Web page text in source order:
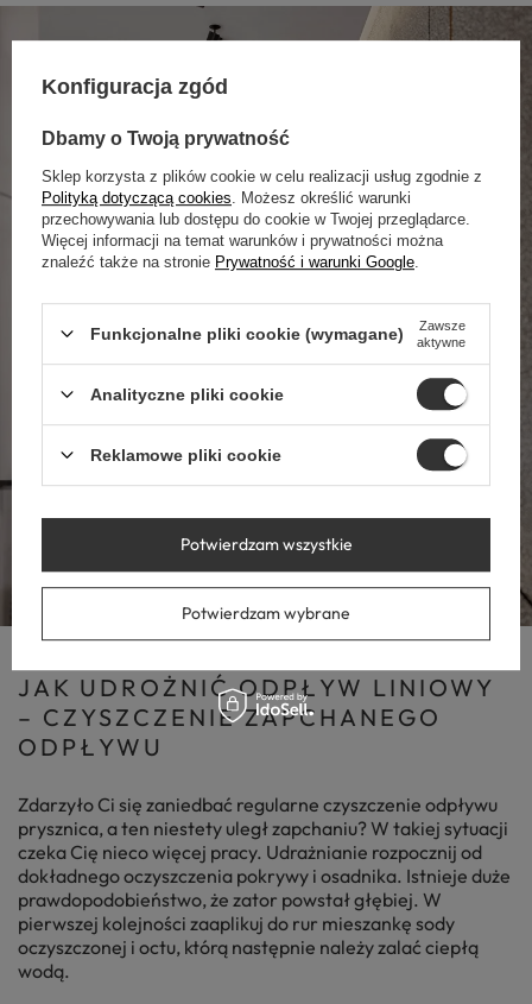
JAK UDROŻNIĆ ODPŁYW LINIOWY
– CZYSZCZENIE ZAPCHANEGO
ODPŁYWU
Zdarzyło Ci się zaniedbać regularne czyszczenie odpływu
prysznica, a ten niestety uległ zapchaniu? W takiej sytuacji
czeka Cię nieco więcej pracy. Udrażnianie rozpocznij od
dokładnego oczyszczenia pokrywy i osadnika. Istnieje duże
prawdopodobieństwo, że zator powstał głębiej. W
pierwszej kolejności zaaplikuj do rur mieszankę sody
oczyszczonej i octu, którą następnie należy zalać ciepłą
wodą.
Konfiguracja zgód
Dbamy o Twoją prywatność
Sklep korzysta z plików cookie w celu realizacji usług zgodnie z
Polityką dotyczącą cookies . Możesz określić warunki
przechowywania lub dostępu do cookie w Twojej przeglądarce.
Więcej informacji na temat warunków i prywatności można
znaleźć także na stronie Prywatność i warunki Google
Funkcjonalne pliki cookie (wymagane)
Zawsze
aktywne
Analityczne pliki cookie
Reklamowe pliki cookie
Potwierdzam wybrane
Potwierdzam wszystkie